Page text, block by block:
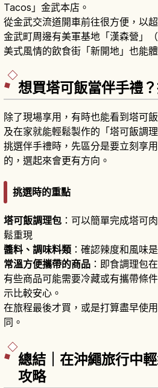
Tacos」金武本店。
從金武交流道開車前往很方便，以
金武町周邊有美軍基地「漢森營」
美式風情的飲食街「新開地」也能
想買塔可飯當伴手禮
除了現場享用，有時也能看到塔可
及在家就能輕鬆製作的「塔可飯調
挑選伴手禮時，先區分是要立刻享
的，選起來會更有方向。
挑選時的重點
塔可飯調理包 ：可以簡單完成塔可
鬆重現
醬料、調味料類 ：確認辣度和風味
常溫方便攜帶的商品 ：即食調理包
有些商品可能需要冷藏或有攜帶條
示比較安心。
在旅程最後才買，或是打算盡早使
同。
總結｜在沖繩旅行中
攻略